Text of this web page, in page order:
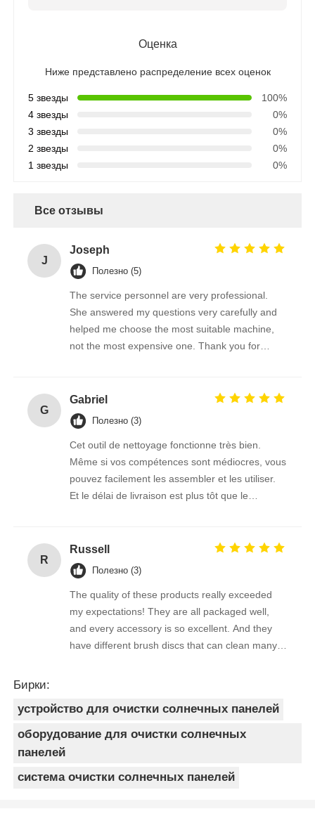
Оценка
Ниже представлено распределение всех оценок
5 звезды
100%
4 звезды
0%
3 звезды
0%
2 звезды
0%
1 звезды
0%
Все отзывы
J
Joseph
Полезно (5)
The service personnel are very professional.
She answered my questions very carefully and
helped me choose the most suitable machine,
not the most expensive one. Thank you for
G
Gabriel
Полезно (3)
Cet outil de nettoyage fonctionne très bien.
Même si vos compétences sont médiocres, vous
pouvez facilement les assembler et les utiliser.
Et le délai de livraison est plus tôt que le
R
Russell
Полезно (3)
The quality of these products really exceeded
my expectations! They are all packaged well,
and every accessory is so excellent. And they
have different brush discs that can clean many
Бирки:
устройство для очистки солнечных панелей
оборудование для очистки солнечных
панелей
система очистки солнечных панелей